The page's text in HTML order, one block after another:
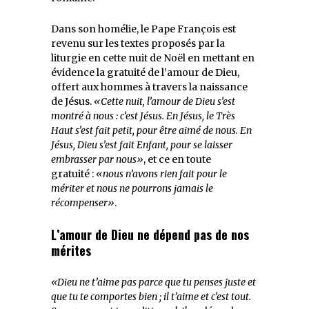
Dans son homélie, le Pape François est
revenu sur les textes proposés par la
liturgie en cette nuit de Noël en mettant en
évidence la gratuité de l’amour de Dieu,
offert aux hommes à travers la naissance
de Jésus. «Cette nuit, l’amour de Dieu s’est
montré à nous : c’est Jésus. En Jésus, le Très
Haut s’est fait petit, pour être aimé de nous. En
Jésus, Dieu s’est fait Enfant, pour se laisser
embrasser par nous», et ce en toute
gratuité : «nous n’avons rien fait pour le
mériter et nous ne pourrons jamais le
récompenser».
L’amour de Dieu ne dépend pas de nos
mérites
«Dieu ne t’aime pas parce que tu penses juste et
que tu te comportes bien ; il t’aime et c’est tout.